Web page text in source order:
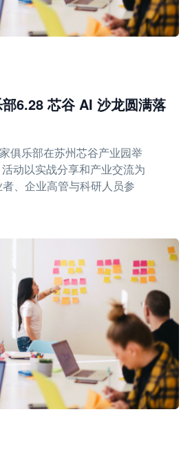
6.28 芯谷 AI 沙龙圆满落
俱乐部在苏州芯谷产业园举
动以实战分享和产业交流为
、企业高管与科研人员参